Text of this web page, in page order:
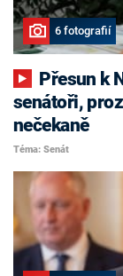
6 fotografií
senátoři,
nečekaně
Téma: Senát